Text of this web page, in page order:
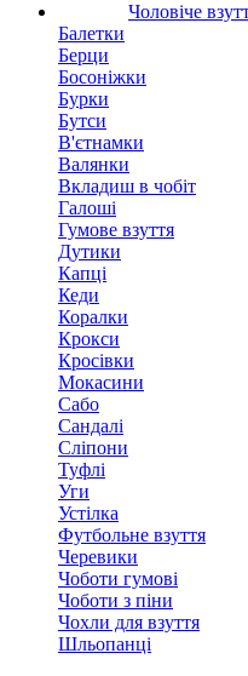
Чоловіче
Балетки
Берци
Босоніжки
Бурки
Бутси
В'єтнамки
Валянки
Вкладиш в чобіт
Галоші
Гумове взуття
Дутики
Капці
Кеди
Коралки
Крокси
Кросівки
Мокасини
Сабо
Сандалі
Сліпони
Туфлі
Уги
Устілка
Футбольне взуття
Черевики
Чоботи гумові
Чоботи з піни
Чохли для взуття
Шльопанці